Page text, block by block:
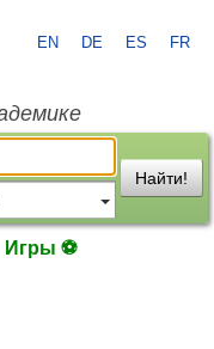
EN DE ES FR
Найти!
Игры ⚽